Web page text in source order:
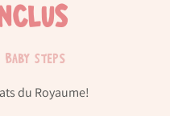
Baby Steps
du Royaume!